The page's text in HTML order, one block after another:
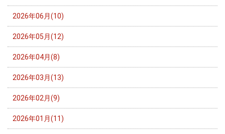
2026年06月(10)
2026年05月(12)
2026年04月(8)
2026年03月(13)
2026年02月(9)
2026年01月(11)